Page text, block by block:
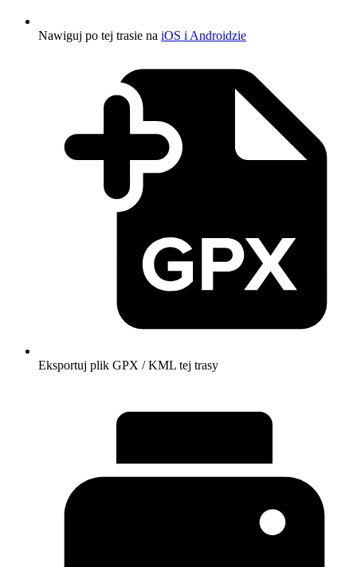
Nawiguj po tej trasie na iOS i Androidzie
Eksportuj plik GPX / KML tej trasy